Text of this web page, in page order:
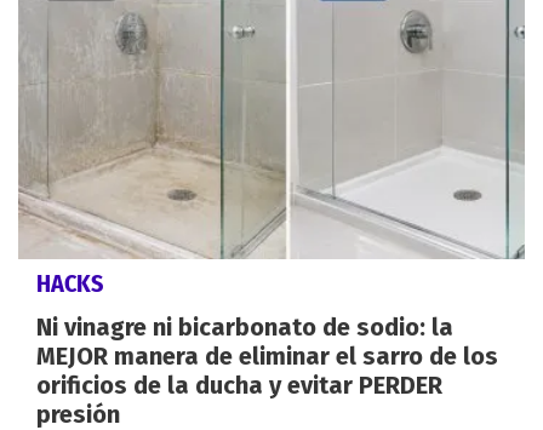
HACKS
Ni vinagre ni bicarbonato de sodio: la
MEJOR manera de eliminar el sarro de los
orificios de la ducha y evitar PERDER
presión